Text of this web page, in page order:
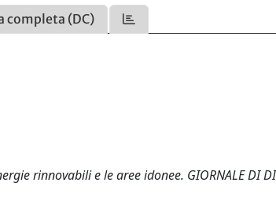
completa (DC)
rinnovabili e le aree idonee. GIORNALE DI